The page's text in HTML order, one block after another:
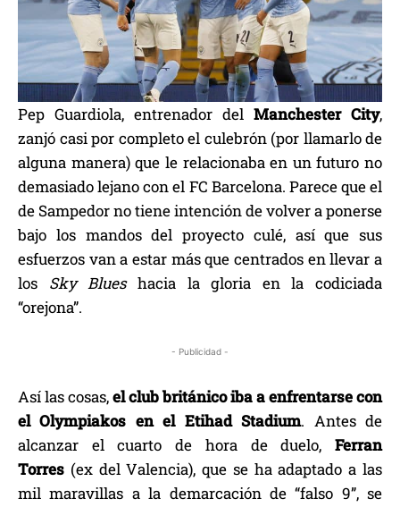
Pep Guardiola, entrenador del Manchester City,
zanjó casi por completo el culebrón (por llamarlo de
alguna manera) que le relacionaba en un futuro no
demasiado lejano con el FC Barcelona. Parece que el
de Sampedor no tiene intención de volver a ponerse
bajo los mandos del proyecto culé, así que sus
esfuerzos van a estar más que centrados en llevar a
los Sky Blueshacia la gloria en la codiciada
“orejona”.
- Publicidad -
Así las cosas,el club británico iba a enfrentarse con
el Olympiakos en el Etihad Stadium. Antes de
alcanzar el cuarto de hora de duelo, Ferran
Torres (ex del Valencia), que se ha adaptado a las
mil maravillas a la demarcación de “falso 9”, se